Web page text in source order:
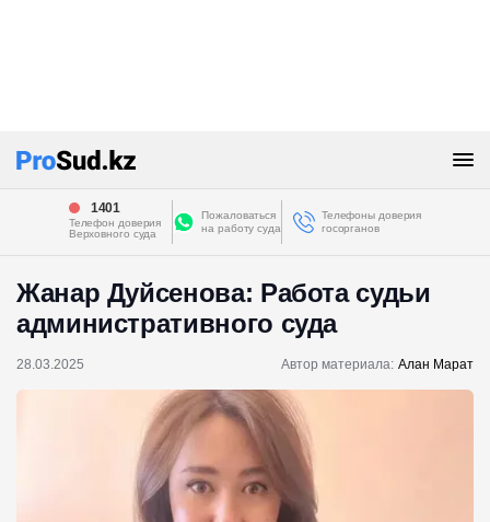
1401
Телефон доверия
Верховного суда
Пожаловаться
на работу суда
Телефоны доверия
госорганов
Жанар Дуйсенова: Работа судьи
административного суда
28.03.2025 Автор материала: Алан Марат